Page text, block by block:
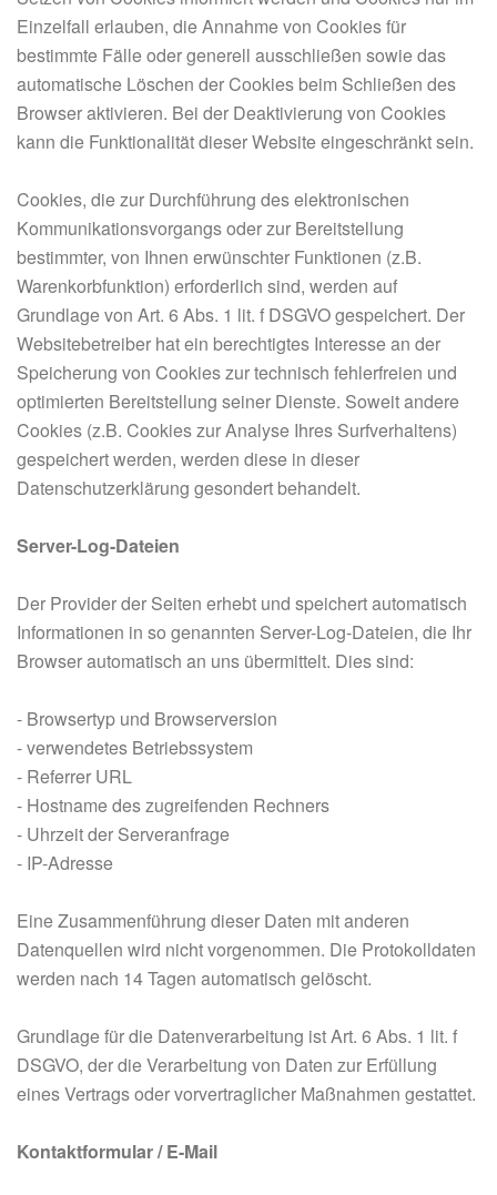
Einzelfall erlauben, die Annahme von Cookies für
bestimmte Fälle oder generell ausschließen sowie das
automatische Löschen der Cookies beim Schließen des
Browser aktivieren. Bei der Deaktivierung von Cookies
kann die Funktionalität dieser Website eingeschränkt sein.
Cookies, die zur Durchführung des elektronischen
Kommunikationsvorgangs oder zur Bereitstellung
bestimmter, von Ihnen erwünschter Funktionen (z.B.
Warenkorbfunktion) erforderlich sind, werden auf
Grundlage von Art. 6 Abs. 1 lit. f DSGVO gespeichert. Der
Websitebetreiber hat ein berechtigtes Interesse an der
Speicherung von Cookies zur technisch fehlerfreien und
optimierten Bereitstellung seiner Dienste. Soweit andere
Cookies (z.B. Cookies zur Analyse Ihres Surfverhaltens)
gespeichert werden, werden diese in dieser
Datenschutzerklärung gesondert behandelt.
Server-Log-Dateien
Der Provider der Seiten erhebt und speichert automatisch
Informationen in so genannten Server-Log-Dateien, die Ihr
Browser automatisch an uns übermittelt. Dies sind:
- Browsertyp und Browserversion
- verwendetes Betriebssystem
- Referrer URL
- Hostname des zugreifenden Rechners
- Uhrzeit der Serveranfrage
- IP-Adresse
Eine Zusammenführung dieser Daten mit anderen
Datenquellen wird nicht vorgenommen. Die Protokolldaten
werden nach 14 Tagen automatisch gelöscht.
Grundlage für die Datenverarbeitung ist Art. 6 Abs. 1 lit. f
DSGVO, der die Verarbeitung von Daten zur Erfüllung
eines Vertrags oder vorvertraglicher Maßnahmen gestattet.
Kontaktformular / E-Mail